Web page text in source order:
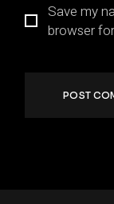
Save my
browser
POST